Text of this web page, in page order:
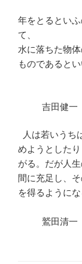
年をとるとい
て、
水に落ちた物
ものであると
吉田健
人は若いうち
めようとした
がる。だが人
間に充足し、
を得るようにな
鷲田清一 折